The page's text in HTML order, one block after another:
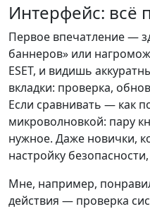
Интерфейс: всё
Первое впечатление —
баннеров» или
ESET, и видишь
вкладки: проверка,
Если сравнивать — как
микроволновкой: пару
нужное. Даже новички,
настройку
Мне, например,
действия — проверка